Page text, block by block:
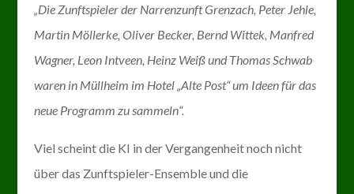
„Die Zunftspieler der Narrenzunft Grenzach, Peter Jehle,
Martin Möllerke, Oliver Becker, Bernd Wittek, Manfred
Wagner, Leon Intveen, Heinz Weiß und Thomas Schwab
waren in Müllheim im Hotel „Alte Post“ um Ideen für das
neue Programm zu sammeln“.
Viel scheint die KI in der Vergangenheit noch nicht
über das Zunftspieler-Ensemble und die